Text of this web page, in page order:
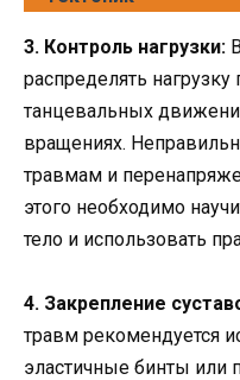
3. Контроль нагрузки:
распределять
танцевальных
вращениях.
травмам и
этого необходимо
тело и использовать
4. Закрепление
травм рекомендуется
эластичные бинты